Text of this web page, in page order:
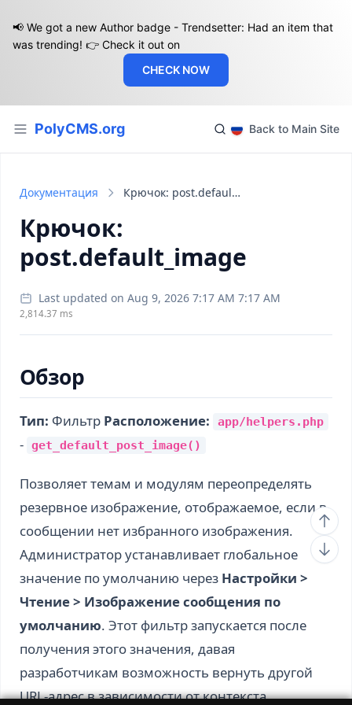
📢 We got a new Author badge - Trendsetter: Had an item that
was trending! 👉 Check it out on
CHECK NOW
PolyCMS.org Back to Main Site
Документация Крючок: post.default_image
Крючок:
post.default_image
Last updated on Aug 9, 2026 7:17 AM 7:17 AM
2,814.37 ms
Обзор
Тип: Фильтр Расположение: app/helpers.php
- get_default_post_image()
Позволяет темам и модулям переопределять
резервное изображение, отображаемое, если в
сообщении нет избранного изображения.
Администратор устанавливает глобальное
значение по умолчанию через Настройки >
Чтение > Изображение сообщения по
умолчанию. Этот фильтр запускается после
получения этого значения, давая
разработчикам возможность вернуть другой
URL-адрес в зависимости от контекста.